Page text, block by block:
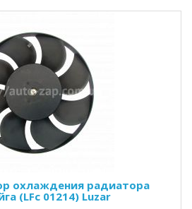
охлаждения радиатора
(LFc 01214) Luzar